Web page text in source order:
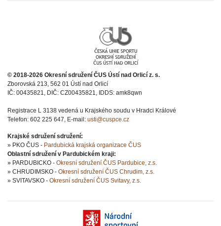
© 2018-2026 Okresní sdružení ČUS Ústí nad Orlicí z. s.
Zborovská 213, 562 01 Ústí nad Orlicí
IČ: 00435821, DIČ: CZ00435821, IDDS: amk8qwn
Registrace L 3138 vedená u Krajského soudu v Hradci Králové
Telefon: 602 225 647, E-mail: usti@cuspce.cz
Krajské sdružení sdružení:
» PKO ČUS - Pardubická krajská organizace ČUS
Oblastní sdružení v Pardubickém kraji:
» PARDUBICKO - Okresní sdružení ČUS Pardubice, z.s.
» CHRUDIMSKO - Okresní sdružení ČUS Chrudim, z.s.
» SVITAVSKO - Okresní sdružení ČUS Svitavy, z.s.